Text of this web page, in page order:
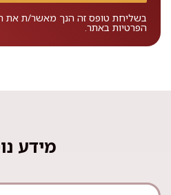
בשליחת טופס זה הנך מאשר/ת את
הפרטיות באתר.
מידע